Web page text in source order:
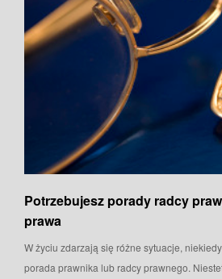
Potrzebujesz porady radcy
prawa
W życiu zdarzają się różne sytuacje,
porada prawnika lub radcy prawnego.